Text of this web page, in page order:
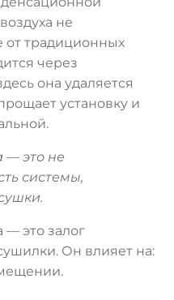
не
от традиционных
через
она удаляется
установку и
— это не
системы,
— это залог
Он влияет на: